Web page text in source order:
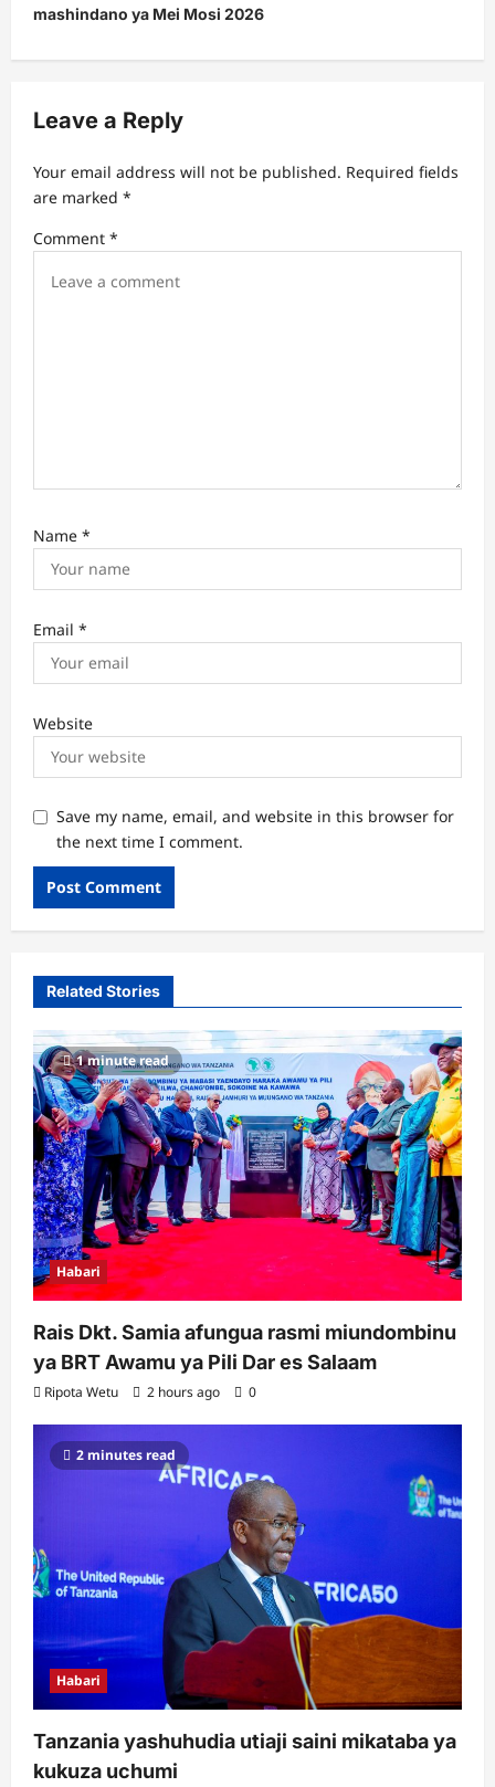
n
a
i
a
i
mashindano ya Mei Mosi 2026
Leave a Reply
Your email address will not be published. Required fields
are marked *
Comment *
Name *
Email *
Website
Save my name, email, and website in this browser for
the next time I comment.
Related Stories
1 minute read
Habari
Rais Dkt. Samia afungua rasmi miundombinu
ya BRT Awamu ya Pili Dar es Salaam
Ripota Wetu 2 hours ago 0
2 minutes read
Habari
Tanzania yashuhudia utiaji saini mikataba ya
kukuza uchumi